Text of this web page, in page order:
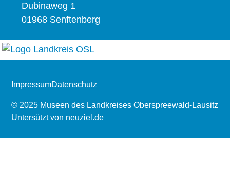
Dubinaweg 1
01968 Senftenberg
© 2025 Museen des Landkreises Oberspreewald-Lausitz
Untersützt von neuziel.de
ImpressumDatenschutz